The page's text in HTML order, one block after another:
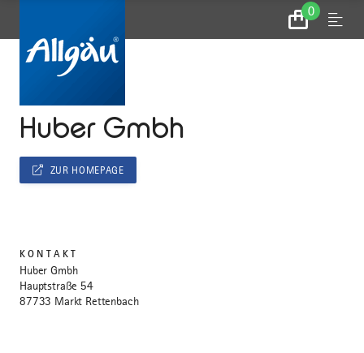
0
Zum
Warenkorb
Menu
Huber Gmbh
ZUR HOMEPAGE
KONTAKT
Huber Gmbh
Hauptstraße 54
87733 Markt Rettenbach